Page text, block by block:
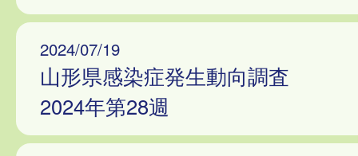
2024/07/19
山形県感染症発生動向調査
2024年第28週